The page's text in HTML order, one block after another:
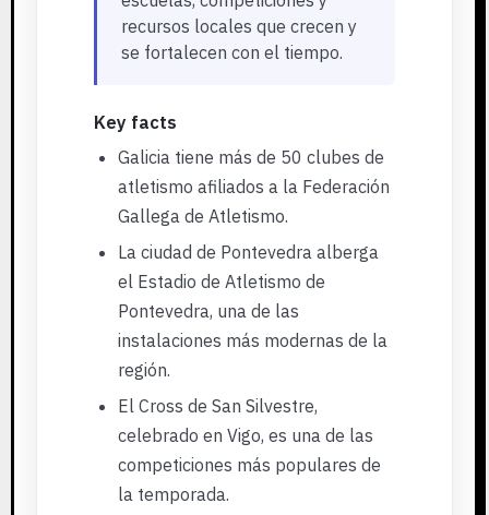
recursos locales que crecen y
se fortalecen con el tiempo.
Key facts
Galicia tiene más de 50 clubes de
atletismo afiliados a la Federación
Gallega de Atletismo.
La ciudad de Pontevedra alberga
el Estadio de Atletismo de
Pontevedra, una de las
instalaciones más modernas de la
región.
El Cross de San Silvestre,
celebrado en Vigo, es una de las
competiciones más populares de
la temporada.